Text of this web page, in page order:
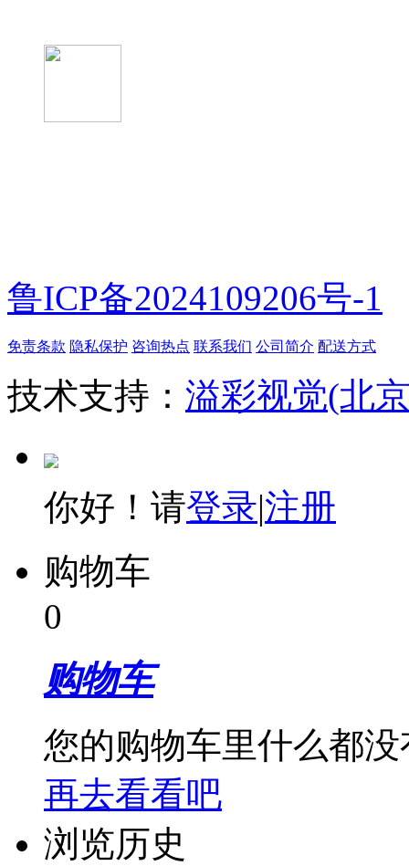
鲁ICP备2024109206号-1
免责条款 隐私保护 咨询热点 联系我们 公司简介 配送方式
技术支持： 溢彩视觉(北
你好！请登录|注册
购物车
0
购物车
您的购物车里什么都没
再去看看吧
浏览历史